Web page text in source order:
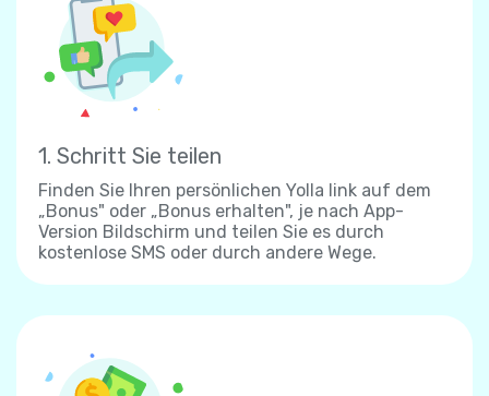
1. Schritt Sie teilen
Finden Sie Ihren persönlichen Yolla link auf dem
„Bonus" oder „Bonus erhalten", je nach App-
Version Bildschirm und teilen Sie es durch
kostenlose SMS oder durch andere Wege.